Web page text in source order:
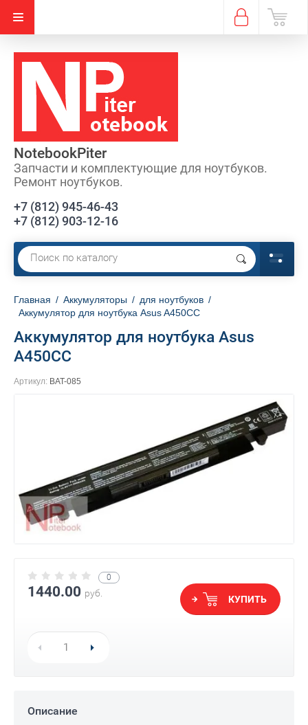
NotebookPiter
Запчасти и комплектующие для ноутбуков.
Ремонт ноутбуков.
+7 (812) 945-46-43
+7 (812) 903-12-16
Главная / Аккумуляторы / для ноутбуков /
Аккумулятор для ноутбука Asus A450CC
Аккумулятор для ноутбука Asus
A450CC
Артикул: BAT-085
0
1440.00 руб.
КУПИТЬ
Описание